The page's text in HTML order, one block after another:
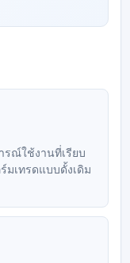
ณ์ใช้งานที่เรียบ
มเทรดแบบดั้งเดิม